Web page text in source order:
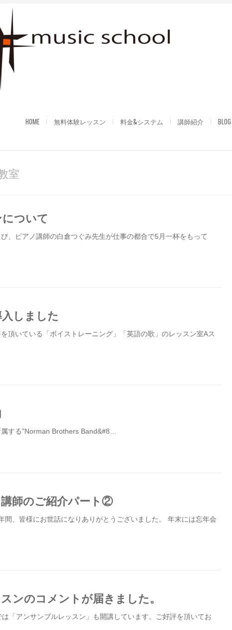
HOME 無料体験レッスン 料金&システム 講師紹介 BLOG
室
ついて
、ピアノ講師の白倉つぐみ先生が仕事の都合で5月一杯をもって
しました
頂いている「ボイストレーニング」「英語の歌」のレッスン室Aス
する”Norman Brothers Band&#8…
師のご紹介パート②
間、皆様にお世話になりありがとうございました。 年末には忘年会
ンのコメントが届きました。
「アンサンブルレッスン」も開講しています。ご好評を頂いてお